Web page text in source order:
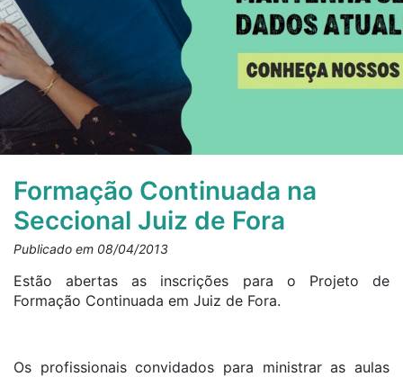
Formação Continuada na
Seccional Juiz de Fora
Publicado em 08/04/2013
Estão abertas as inscrições para o Projeto de
Formação Continuada em Juiz de Fora.
Os profissionais convidados para ministrar as aulas